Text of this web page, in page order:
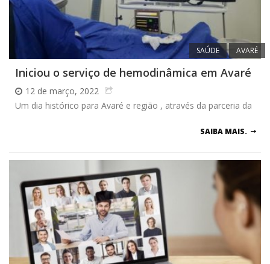
SAÚDE AVARÉ
Iniciou o serviço de hemodinâmica em Avaré
12 de março, 2022
Um dia histórico para Avaré e região , através da parceria da
SAIBA MAIS.